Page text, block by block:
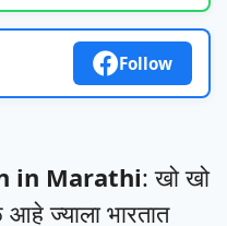
Follow
in Marathi: खो खो
आहे ज्याला भारतात